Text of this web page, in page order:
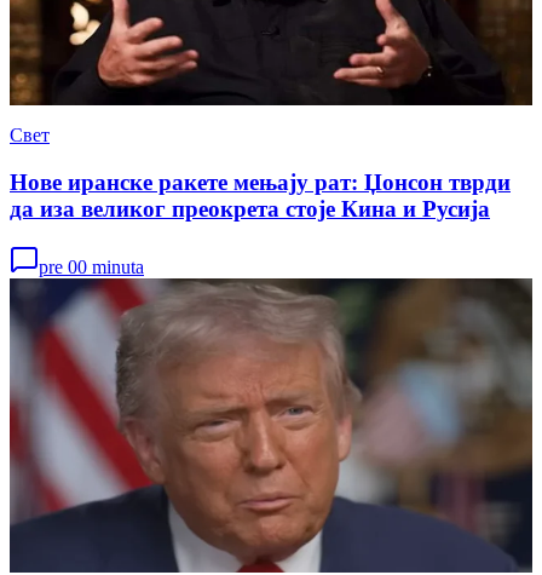
Свет
Нове иранске ракете мењају рат: Џонсон тврди
да иза великог преокрета стоје Кина и Русија
pre 00 minuta